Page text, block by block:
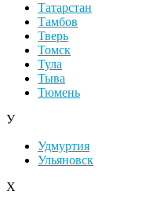
Татарстан
Тамбов
Тверь
Томск
Тула
Тыва
Тюмень
У
Удмуртия
Ульяновск
Х